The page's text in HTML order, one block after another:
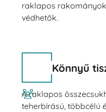
raklapos
védhetők.
Könnyű
A raklapos
teherbírású, többcélú